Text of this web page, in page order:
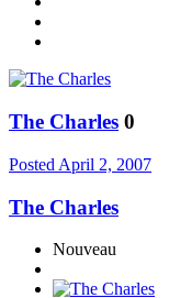
The Charles 0
Posted April 2, 2007
The Charles
Nouveau